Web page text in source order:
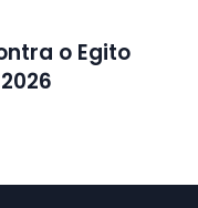
o Egito